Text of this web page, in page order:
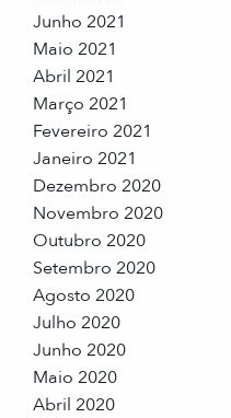
Junho 2021
Maio 2021
Abril 2021
Março 2021
Fevereiro 2021
Janeiro 2021
Dezembro 2020
Novembro 2020
Outubro 2020
Setembro 2020
Agosto 2020
Julho 2020
Junho 2020
Maio 2020
Abril 2020